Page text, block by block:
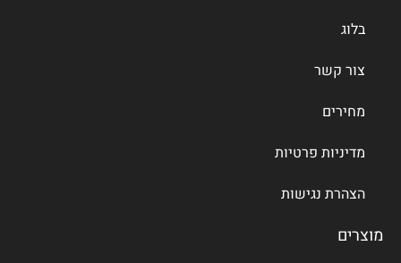
בלוג
צור קשר
מחירים
מדיניות פרטיות
הצהרת נגישות
מוצרים